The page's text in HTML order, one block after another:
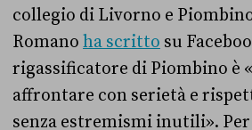
collegio di Livorno e
Romano ha scritto su
rigassificatore di Piombino è
affrontare con serietà e
senza estremismi inutili».